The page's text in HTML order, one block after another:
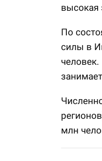
высокая
По
силы в
млн